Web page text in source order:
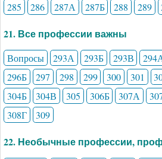
285
286 287А 287Б 288 289
21. Все профессии важны
Вопросы 293А 293Б 293В
296Б
297 298 299 300 301
304Б
304В 305 306Б 307А
308Г
309
22. Необычные профессии,